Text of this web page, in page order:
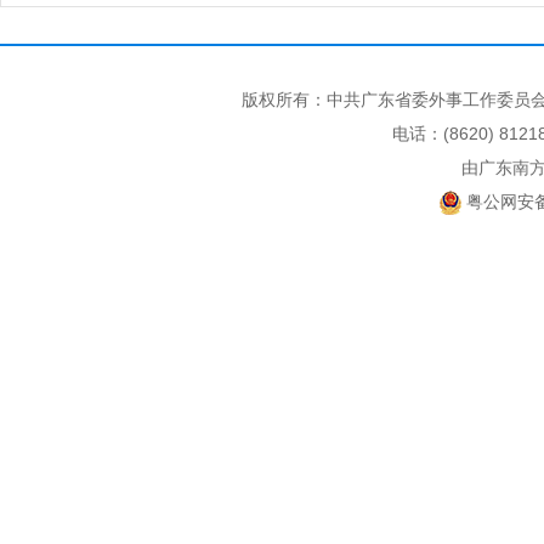
版权所有：中共广东省委外事工作委
电话：(8620)
由广东南
粤公网安